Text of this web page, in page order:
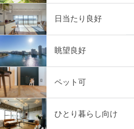
日当たり良好
眺望良好
ペット可
ひとり暮らし向け